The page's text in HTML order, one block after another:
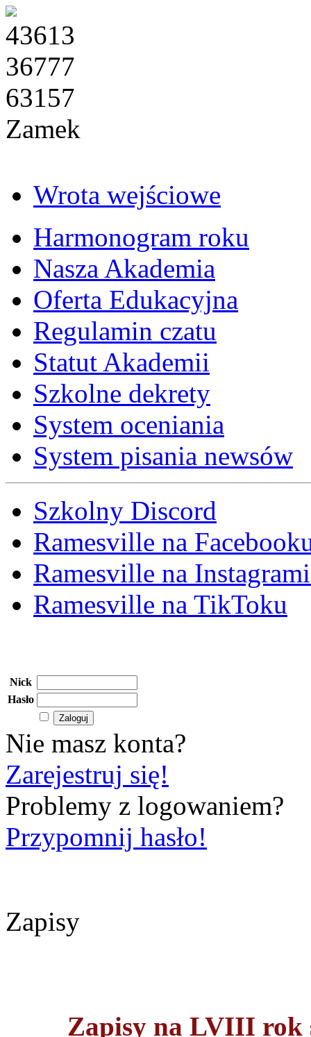
43613
36777
63157
Zamek
Wrota wejściowe
Harmonogram roku
Nasza Akademia
Oferta Edukacyjna
Regulamin czatu
Statut Akademii
Szkolne dekrety
System oceniania
System pisania newsów
Szkolny Discord
Ramesville na
Ramesville na
Ramesville na TikToku
Nick
Hasło
Nie masz konta?
Zarejestruj się!
Problemy z logowaniem?
Przypomnij hasło!
Zapisy
Zapisy na LVIII